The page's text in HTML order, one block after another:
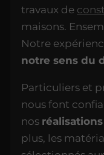
travaux de
maisons.
Notre
notre sens du
Particuliers et
nous font
nos
plus, les